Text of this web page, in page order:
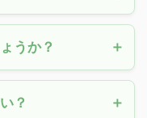
うか？
？